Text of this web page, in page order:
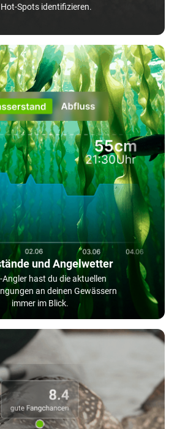
Spots identifizieren.
und Angelwetter
Angler hast du die aktuellen
an deinen Gewässern
immer im Blick.